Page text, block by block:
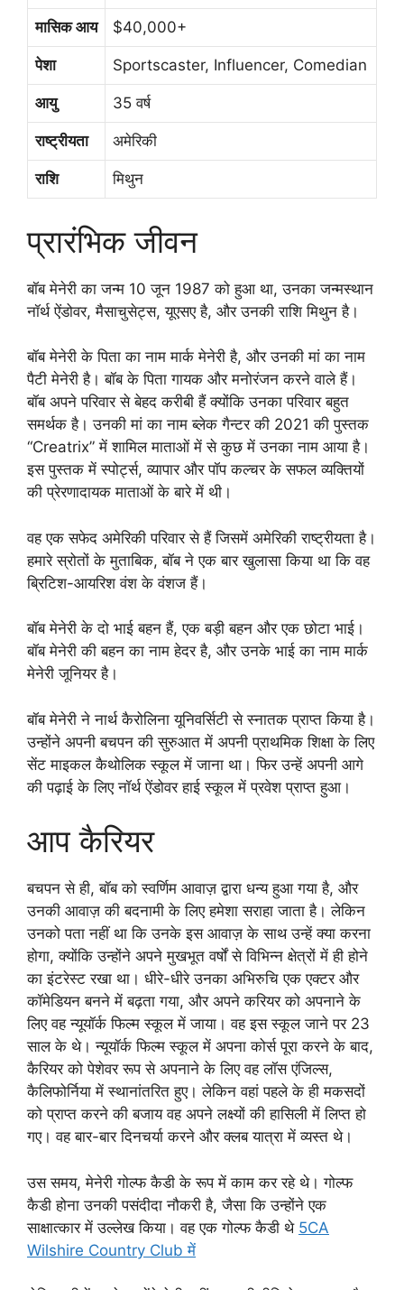
मासिक आय $40,000+
पेशा Sportscaster, Influencer, Comedian
आयु 35 वर्ष
राष्ट्रीयता अमेरिकी
राशि मिथुन
प्रारंभिक जीवन
बॉब मेनेरी का जन्म 10 जून 1987 को हुआ था, उनका जन्मस्थान
नॉर्थ ऐंडोवर, मैसाचुसेट्स, यूएसए है, और उनकी राशि मिथुन है।
बॉब मेनेरी के पिता का नाम मार्क मेनेरी है, और उनकी मां का नाम
पैटी मेनेरी है। बॉब के पिता गायक और मनोरंजन करने वाले हैं।
बॉब अपने परिवार से बेहद करीबी हैं क्योंकि उनका परिवार बहुत
समर्थक है। उनकी मां का नाम ब्लेक गैन्टर की 2021 की पुस्तक
“Creatrix” में शामिल माताओं में से कुछ में उनका नाम आया है।
इस पुस्तक में स्पोर्ट्स, व्यापार और पॉप कल्चर के सफल व्यक्तियों
की प्रेरणादायक माताओं के बारे में थी।
वह एक सफेद अमेरिकी परिवार से हैं जिसमें अमेरिकी राष्ट्रीयता है।
हमारे स्रोतों के मुताबिक, बॉब ने एक बार खुलासा किया था कि वह
ब्रिटिश-आयरिश वंश के वंशज हैं।
बॉब मेनेरी के दो भाई बहन हैं, एक बड़ी बहन और एक छोटा भाई।
बॉब मेनेरी की बहन का नाम हेदर है, और उनके भाई का नाम मार्क
मेनेरी जूनियर है।
बॉब मेनेरी ने नार्थ कैरोलिना यूनिवर्सिटी से स्नातक प्राप्त किया है।
उन्होंने अपनी बचपन की सुरुआत में अपनी प्राथमिक शिक्षा के लिए
सेंट माइकल कैथोलिक स्कूल में जाना था। फिर उन्हें अपनी आगे
की पढ़ाई के लिए नॉर्थ ऐंडोवर हाई स्कूल में प्रवेश प्राप्त हुआ।
आप कैरियर
बचपन से ही, बॉब को स्वर्णिम आवाज़ द्वारा धन्य हुआ गया है, और
उनकी आवाज़ की बदनामी के लिए हमेशा सराहा जाता है। लेकिन
उनको पता नहीं था कि उनके इस आवाज़ के साथ उन्हें क्या करना
होगा, क्योंकि उन्होंने अपने मुखभूत वर्षों से विभिन्न क्षेत्रों में ही होने
का इंटरेस्ट रखा था। धीरे-धीरे उनका अभिरुचि एक एक्टर और
कॉमेडियन बनने में बढ़ता गया, और अपने करियर को अपनाने के
लिए वह न्यूयॉर्क फिल्म स्कूल में जाया। वह इस स्कूल जाने पर 23
साल के थे। न्यूयॉर्क फिल्म स्कूल में अपना कोर्स पूरा करने के बाद,
कैरियर को पेशेवर रूप से अपनाने के लिए वह लॉस एंजिल्स,
कैलिफोर्निया में स्थानांतरित हुए। लेकिन वहां पहले के ही मकसदों
को प्राप्त करने की बजाय वह अपने लक्ष्यों की हासिली में लिप्त हो
गए। वह बार-बार दिनचर्या करने और क्लब यात्रा में व्यस्त थे।
उस समय, मेनेरी गोल्फ कैडी के रूप में काम कर रहे थे। गोल्फ
कैडी होना उनकी पसंदीदा नौकरी है, जैसा कि उन्होंने एक
साक्षात्कार में उल्लेख किया। वह एक गोल्फ कैडी थे 5CA
Wilshire Country Club में